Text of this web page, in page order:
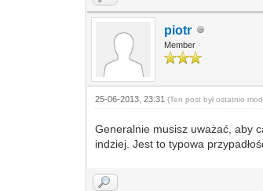
piotr
Member
25-06-2013, 23:31(Ten post był ostatnio
Generalnie musisz uważać, aby
indziej. Jest to typowa